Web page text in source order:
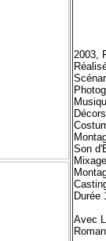
2003,
Son
Durée
Avec